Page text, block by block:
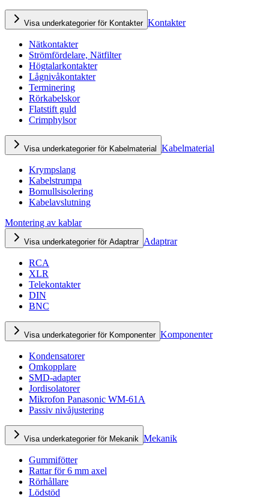
Visa underkategorier för Kontakter Kontakter
Nätkontakter
Strömfördelare, Nätfilter
Högtalarkontakter
Lågnivåkontakter
Terminering
Rörkabelskor
Flatstift guld
Crimphylsor
Visa underkategorier för Kabelmaterial Kabelmaterial
Krympslang
Kabelstrumpa
Bomullsisolering
Kabelavslutning
Montering av kablar
Visa underkategorier för Adaptrar Adaptrar
RCA
XLR
Telekontakter
DIN
BNC
Visa underkategorier för Komponenter Komponenter
Kondensatorer
Omkopplare
SMD-adapter
Jordisolatorer
Mikrofon Panasonic WM-61A
Passiv nivåjustering
Visa underkategorier för Mekanik Mekanik
Gummifötter
Rattar för 6 mm axel
Rörhållare
Lödstöd